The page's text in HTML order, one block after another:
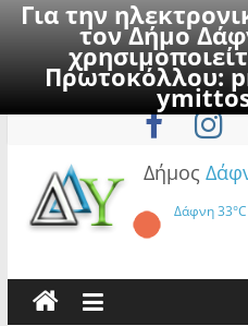
Για την
τον Δήμο
Πρωτοκόλλου:
to
Κυριακή, 9
Δήμος
Δάφνη33°C